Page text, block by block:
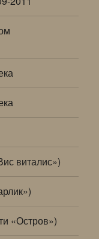
виталис»)
«Остров»)